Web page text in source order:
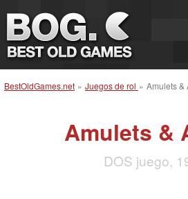
BestOldGames.net » Juegos de rol » Amulets &
Amulets &
DOS juego,